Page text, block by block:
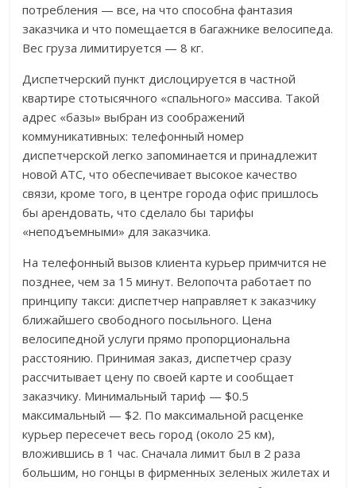
потребления — все, на что способна фантазия
заказчика и что помещается в багажнике велосипеда.
Вес груза лимитируется — 8 кг.
Диспетчерский пункт дислоцируется в частной
квартире стотысячного «спального» массива. Такой
адрес «базы» выбран из соображений
коммуникативных: телефонный номер
диспетчерской легко запоминается и принадлежит
новой АТС, что обеспечивает высокое качество
связи, кроме того, в центре города офис пришлось
бы арендовать, что сделало бы тарифы
«неподъемными» для заказчика.
На телефонный вызов клиента курьер примчится не
позднее, чем за 15 минут. Велопочта работает по
принципу такси: диспетчер направляет к заказчику
ближайшего свободного посыльного. Цена
велосипедной услуги прямо пропорциональна
расстоянию. Принимая заказ, диспетчер сразу
рассчитывает цену по своей карте и сообщает
заказчику. Минимальный тариф — $0.5
максимальный — $2. По максимальной расценке
курьер пересечет весь город (около 25 км),
вложившись в 1 час. Сначала лимит был в 2 раза
большим, но гонцы в фирменных зеленых жилетах и